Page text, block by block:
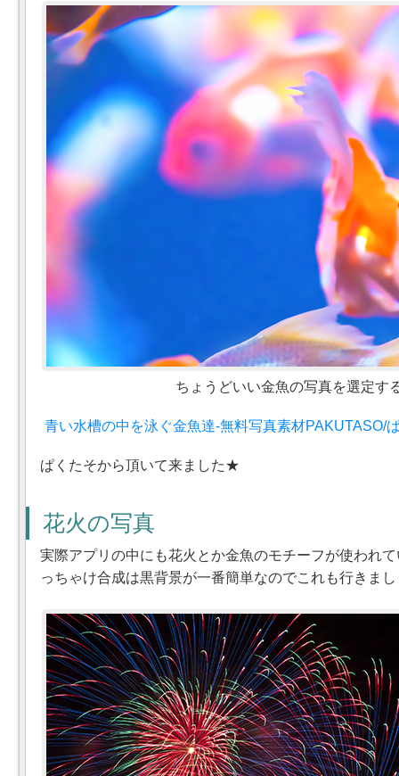
ちょうどいい金魚の写真を選定す
青い水槽の中を泳ぐ金魚達-無料写真素材PAKUTASO/
ぱくたそから頂いて来ました★
花火の写真
実際アプリの中にも花火とか金魚のモチーフが使われ
っちゃけ合成は黒背景が一番簡単なのでこれも行きま